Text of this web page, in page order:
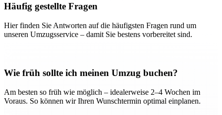
Häufig gestellte Fragen
Hier finden Sie Antworten auf die häufigsten Fragen rund um
unseren Umzugsservice – damit Sie bestens vorbereitet sind.
Wie früh sollte ich meinen Umzug buchen?
Am besten so früh wie möglich – idealerweise 2–4 Wochen im
Voraus. So können wir Ihren Wunschtermin optimal einplanen.